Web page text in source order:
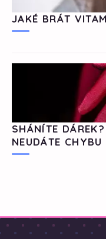
JAKÉ BRÁT
SHÁNÍTE
NEUDÁTE CHYBU